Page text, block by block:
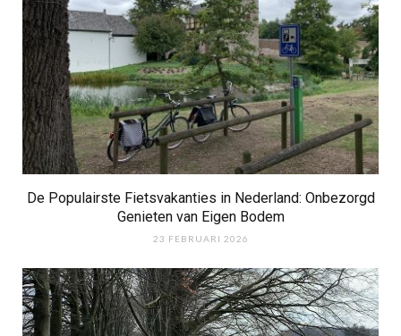
De Populairste Fietsvakanties in Nederland: Onbezorgd
Genieten van Eigen Bodem
23 FEBRUARI 2026